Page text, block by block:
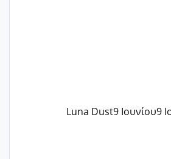
Luna Dust9 Ιουνίου9